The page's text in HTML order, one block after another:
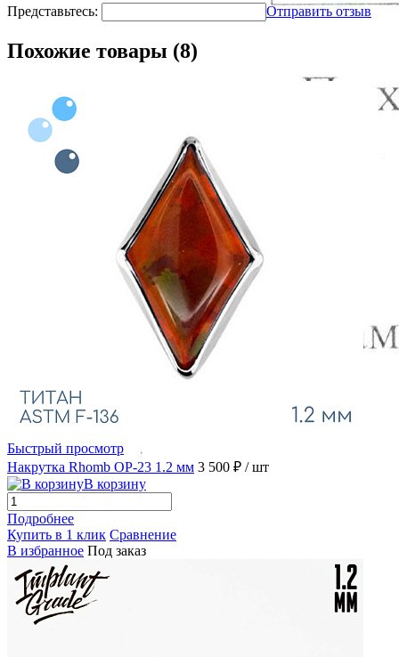
Представьтесь: Отправить отзыв
Похожие товары (8)
Быстрый просмотр
Накрутка Rhomb OP-23 1.2 мм 3 500 ₽ / шт
В корзину
Подробнее
Купить в 1 клик Сравнение
В избранное Под заказ